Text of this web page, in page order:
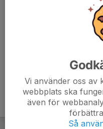
Vi använder oss av
webbplats ska
även för
Så